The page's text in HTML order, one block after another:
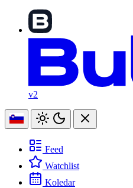
v2
Feed
Watchlist
Koledar